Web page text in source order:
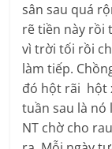
sân sau quá
rẽ tiền này rồi
vì trời tối rồi
làm tiếp.
đó hột rãi hột
tuần sau là nó
NT chờ cho